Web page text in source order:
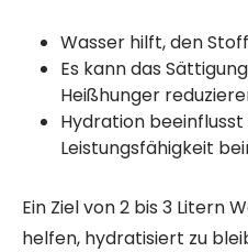
Wasser hilft, den
Es kann das
Heißhunger
Hydration
Leistungsfähigkeit
Ein Ziel von 2 bis 3 Litern
helfen, hydratisiert zu